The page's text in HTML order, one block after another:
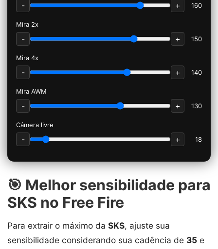
- + 160
Mira 2x
- + 150
Mira 4x
- + 140
Mira AWM
- + 130
Câmera livre
- + 18
🎯 Melhor sensibilidade para
SKS no Free Fire
Para extrair o máximo da SKS, ajuste sua
sensibilidade considerando sua cadência de 35 e